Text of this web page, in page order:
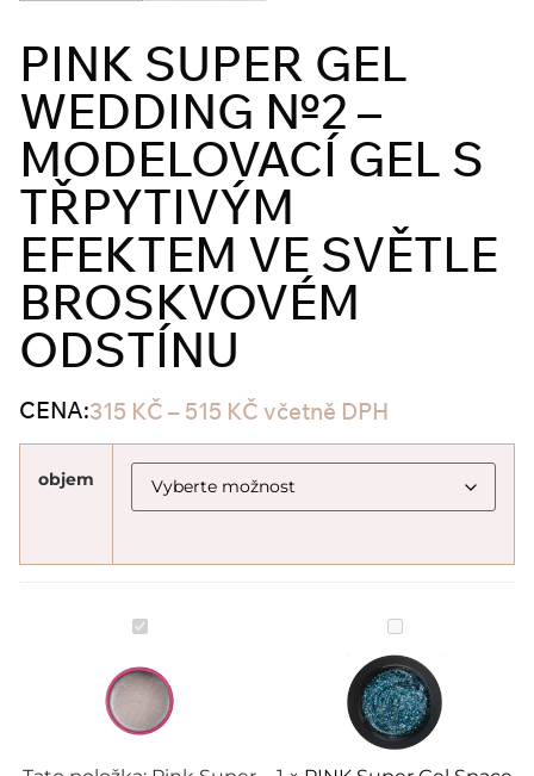
PINK SUPER GEL
WEDDING №2 –
MODELOVACÍ GEL S
TŘPYTIVÝM
EFEKTEM VE SVĚTLE
BROSKVOVÉM
ODSTÍNU
CENA:315 KČ – 515 KČ včetně DPH
objem
Pink
Super
Wedding
№2
–
modelovací
PINK
Super
Gel
Space
№3
/15
ml